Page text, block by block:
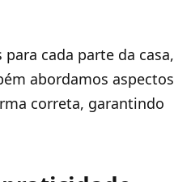
cada parte da casa,
abordamos aspectos
correta, garantindo